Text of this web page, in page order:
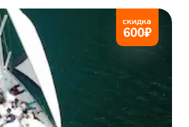
скидка
600₽